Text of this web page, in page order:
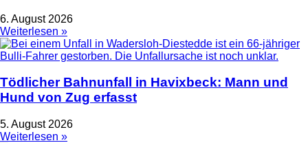
6. August 2026
Weiterlesen »
Tödlicher Bahnunfall in Havixbeck: Mann und
Hund von Zug erfasst
5. August 2026
Weiterlesen »